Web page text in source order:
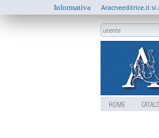
HOME
Informativa Aracneeditrice.it